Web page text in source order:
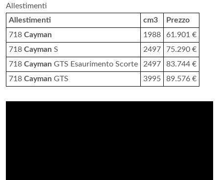
Allestimenti
Allestimenti
cm3
Prezzo
718 Cayman 1988
61.901 €
718 Cayman S 2497
75.290 €
718 Cayman GTS Esaurimento Scorte 2497
83.744 €
718 Cayman GTS 3995 89.576 €